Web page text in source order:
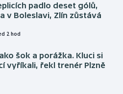
padlo deset gólů,
v Boleslavi, Zlín zůstává
2 hod
šok a porážka. Kluci si
vyříkali, řekl trenér Plzně